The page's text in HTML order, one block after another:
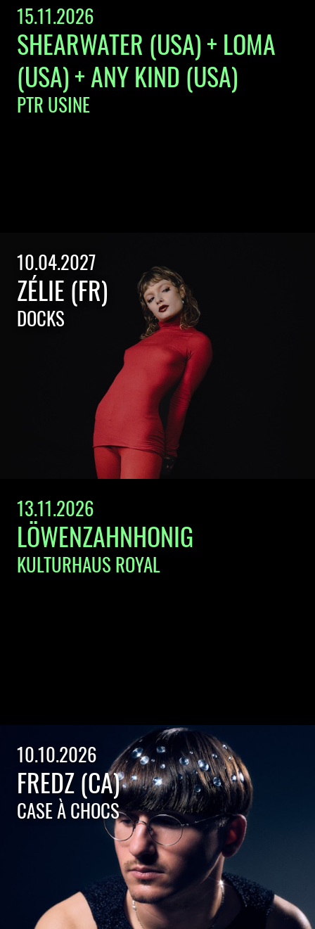
15.11.2026
SHEARWATER (USA) + LOMA
(USA) + ANY KIND (USA)
PTR USINE
10.04.2027
ZÉLIE (FR)
DOCKS
13.11.2026
LÖWENZAHNHONIG
KULTURHAUS ROYAL
10.10.2026
FREDZ (CA)
CASE À CHOCS